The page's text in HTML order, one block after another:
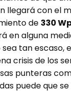
llegará con el
de 330
en alguna
tan escaso,
crisis de los
punteras
puede que